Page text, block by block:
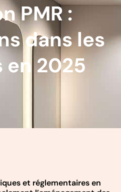
PMR :
dans les
en 2025
et réglementaires en